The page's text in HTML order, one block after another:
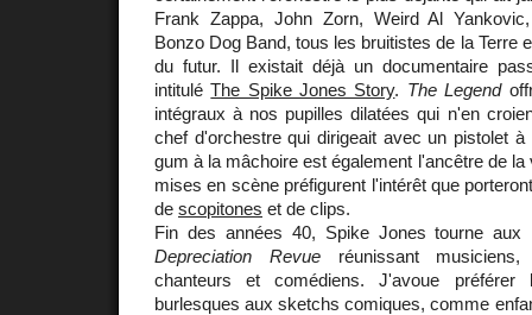
Frank Zappa, John Zorn, Weird Al
Bonzo Dog Band, tous les bruitistes de la Terre
du futur. Il existait déjà un documentaire
intituléThe Spike Jones Story. The Legend
intégraux à nos pupilles dilatées qui n'en
chef d'orchestre qui dirigeait avec un pistolet
gum à la mâchoire est également l'ancêtre de
mises en scène préfigurent l'intérêt que
de scopitones et de clips.
Fin des années 40, Spike Jones tourne
Depreciation Revueréunissant musiciens,
chanteurs et comédiens. J'avoue préférer
burlesques aux sketchs comiques, comme